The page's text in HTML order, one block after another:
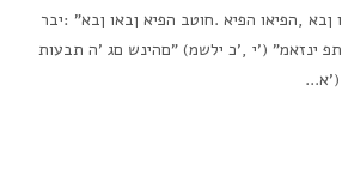
,הפיאו הפיא .חוטב הפיא ןבאו ןבא" :יבר
ינזאמ" ('י ,'כ ילשמ) "םהינש םג 'ה תבעות
('א...